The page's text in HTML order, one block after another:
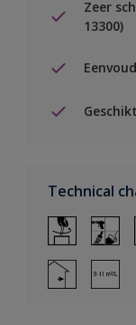
Zeer
13300)
Technical